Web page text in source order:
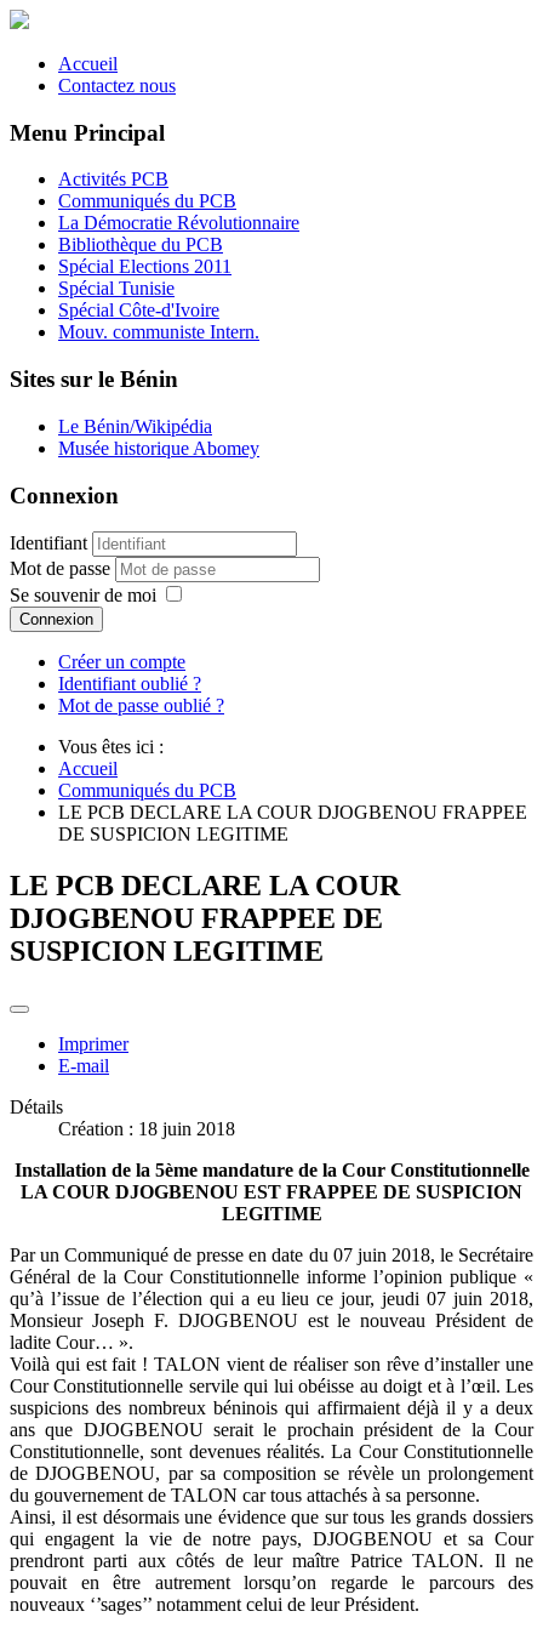
Accueil
Contactez nous
Menu Principal
Activités PCB
Communiqués du PCB
La Démocratie Révolutionnaire
Bibliothèque du PCB
Spécial Elections 2011
Spécial Tunisie
Spécial Côte-d'Ivoire
Mouv. communiste Intern.
Sites sur le Bénin
Le Bénin/Wikipédia
Musée historique Abomey
Connexion
Identifiant
Mot de passe
Se souvenir de moi
Connexion
Créer un compte
Identifiant oublié ?
Mot de passe oublié ?
Vous êtes ici :
Accueil
Communiqués du PCB
LE PCB DECLARE LA COUR DJOGBENOU FRAPPEE
DE SUSPICION LEGITIME
LE PCB DECLARE LA COUR
DJOGBENOU FRAPPEE DE
SUSPICION LEGITIME
Imprimer
E-mail
Détails
Création : 18 juin 2018
Installation de la 5ème mandature de la Cour Constitutionnelle
LA COUR DJOGBENOU EST FRAPPEE DE SUSPICION
LEGITIME
Par un Communiqué de presse en date du 07 juin 2018, le Secrétaire
Général de la Cour Constitutionnelle informe l’opinion publique «
qu’à l’issue de l’élection qui a eu lieu ce jour, jeudi 07 juin 2018,
Monsieur Joseph F. DJOGBENOU est le nouveau Président de
ladite Cour… ».
Voilà qui est fait ! TALON vient de réaliser son rêve d’installer une
Cour Constitutionnelle servile qui lui obéisse au doigt et à l’œil. Les
suspicions des nombreux béninois qui affirmaient déjà il y a deux
ans que DJOGBENOU serait le prochain président de la Cour
Constitutionnelle, sont devenues réalités. La Cour Constitutionnelle
de DJOGBENOU, par sa composition se révèle un prolongement
du gouvernement de TALON car tous attachés à sa personne.
Ainsi, il est désormais une évidence que sur tous les grands dossiers
qui engagent la vie de notre pays, DJOGBENOU et sa Cour
prendront parti aux côtés de leur maître Patrice TALON. Il ne
pouvait en être autrement lorsqu’on regarde le parcours des
nouveaux ‘’sages’’ notamment celui de leur Président.